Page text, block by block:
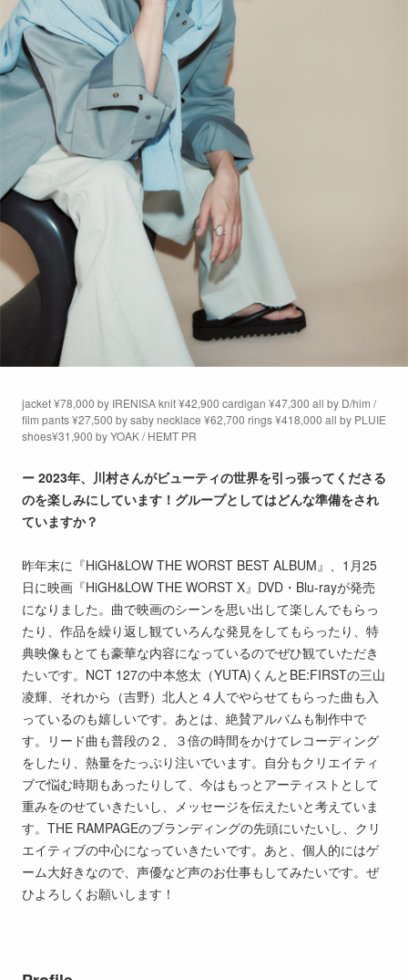
jacket ¥78,000 by IRENISA knit ¥42,900 cardigan ¥47,300 all by D/him /
film pants ¥27,500 by saby necklace ¥62,700 rings ¥418,000 all by PLUIE
shoes¥31,900 by YOAK / HEMT PR
ー 2023年、川村さんがビューティの世界を引っ張ってくださる
のを楽しみにしています！グループとしてはどんな準備をされ
ていますか？
昨年末に『HiGH&LOW THE WORST BEST ALBUM』、1月25
日に映画『HiGH&LOW THE WORST X』DVD・Blu-rayが発売
になりました。曲で映画のシーンを思い出して楽しんでもらっ
たり、作品を繰り返し観ていろんな発見をしてもらったり、特
典映像もとても豪華な内容になっているのでぜひ観ていただき
たいです。NCT 127の中本悠太（YUTA)くんとBE:FIRSTの三山
凌輝、それから（吉野）北人と４人でやらせてもらった曲も入
っているのも嬉しいです。あとは、絶賛アルバムも制作中で
す。リード曲も普段の２、３倍の時間をかけてレコーディング
をしたり、熱量をたっぷり注いでいます。自分もクリエイティ
ブで悩む時期もあったりして、今はもっとアーティストとして
重みをのせていきたいし、メッセージを伝えたいと考えていま
す。THE RAMPAGEのブランディングの先頭にいたいし、クリ
エイティブの中心になっていきたいです。あと、個人的にはゲ
ーム大好きなので、声優など声のお仕事もしてみたいです。ぜ
ひよろしくお願いします！